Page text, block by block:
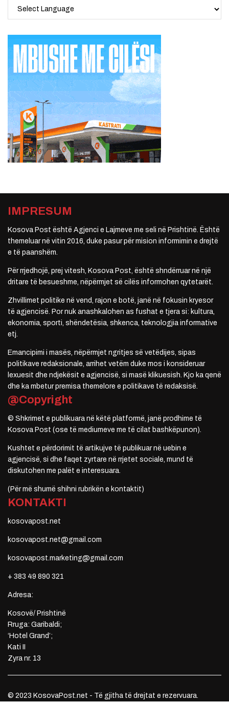
IMPRESUM
Kosova Post është Agjenci e Lajmeve me seli në Prishtinë. Është
themeluar në vitin 2016, duke pasur për mision informimin e drejtë
e të paanshëm.
Për rrjedhojë, prej vitesh, Kosova Post, është shndërruar në një
dritare të besueshme, nëpërmjet së cilës informohen qytetarët.
Zhvillimet politike në vend, rajon e botë, janë në fokusin kryesor
të agjencisë. Por nuk anashkalohen as fushat e tjera si: kultura,
ekonomia, sporti, shëndetësia, shkenca, teknologjia informative
etj.
Emancipimi i masës, nëpërmjet ngritjes së vetëdijes, sipas
politikave redaksionale, arrihet vetëm duke mos i konsideruar
lexuesit dhe ndjekësit e agjencisë, si masë klikuesish. Kjo ka qenë
dhe ka mbetur premisa themelore e politikave të redaksisë.
@Copyright
© Shkrimet e publikuara në këtë platformë, janë prodhime të
Kosova Post (ose të mediumeve me të cilat bashkëpunon).
Kushtet e përdorimit të artikujve të publikuar në uebin e
agjencisë, si dhe faqet zyrtare në rrjetet sociale, mund të
diskutohen me palët e interesuara.
(Për më shumë shihni rubrikën e kontaktit)
KONTAKTI
kosovapost.net
kosovapost.net@gmail.com
kosovapost.marketing@gmail.com
+ 383 49 890 321
Adresa:
Kosovë/ Prishtinë
Rruga: Garibaldi;
‘Hotel Grand’;
Kati II
Zyra nr. 13
© 2023 KosovaPost.net - Të gjitha të drejtat e rezervuara.